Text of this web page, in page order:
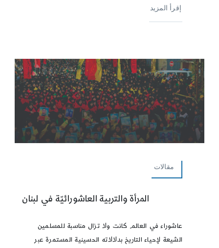
إقرأ المزيد
مقالات
المرأة والتربية العاشورائيّة في لبنان
عاشوراء في العالم كانت ولا تزال مناسبة للمسلمين
الشيعة لإحياء التاريخ بدلالاته الحسينية المستمرة عبر